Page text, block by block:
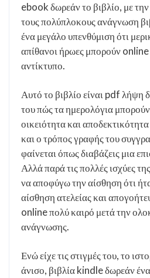
ebook δωρεάν το βιβλίο, με
τους πολύπλοκους ανάγνωση
ένα μεγάλο υπενθύμιση ότι
απίθανοι ήρωες μπορούν online
αντίκτυπο.
Αυτό το βιβλίο είναι pdf λήψη
του πώς τα ημερολόγια
οικειότητα και
και ο τρόπος γραφής του
φαίνεται όπως διαβάζεις μια
Αλλά παρά τις πολλές ισχύες
να αποφύγω την αίσθηση ότι
αίσθηση ατελείας και
online πολύ καιρό μετά την
ανάγνωσης.
Ενώ είχε τις στιγμές του, το
άνισο, βιβλία kindle δωρεάν